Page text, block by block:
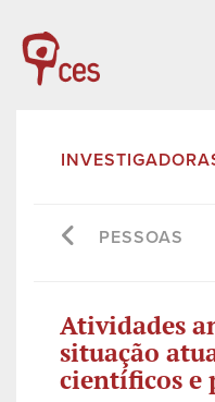
PESSOAS
Atividades
situação
científicos e